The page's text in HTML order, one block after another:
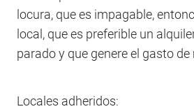
locura, que es impagable,
local, que es preferible un
parado y que genere el gasto
Locales adheridos: